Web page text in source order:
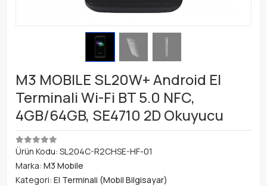
M3 MOBILE SL20W+ Android El
Terminali Wi-Fi BT 5.0 NFC,
4GB/64GB, SE4710 2D Okuyucu
Ürün Kodu: SL204C-R2CHSE-HF-01
Marka: M3 Mobile
Kategori: El Terminali (Mobil Bilgisayar)